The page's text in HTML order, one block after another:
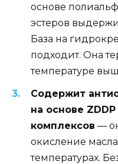
основе
эстеров
База на
подходит. Она
температуре
Содержит
на основе
комплексов —
окисление
температурах.